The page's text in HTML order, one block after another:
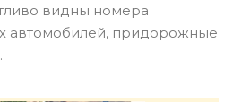
видны номера
автомобилей, придорожные